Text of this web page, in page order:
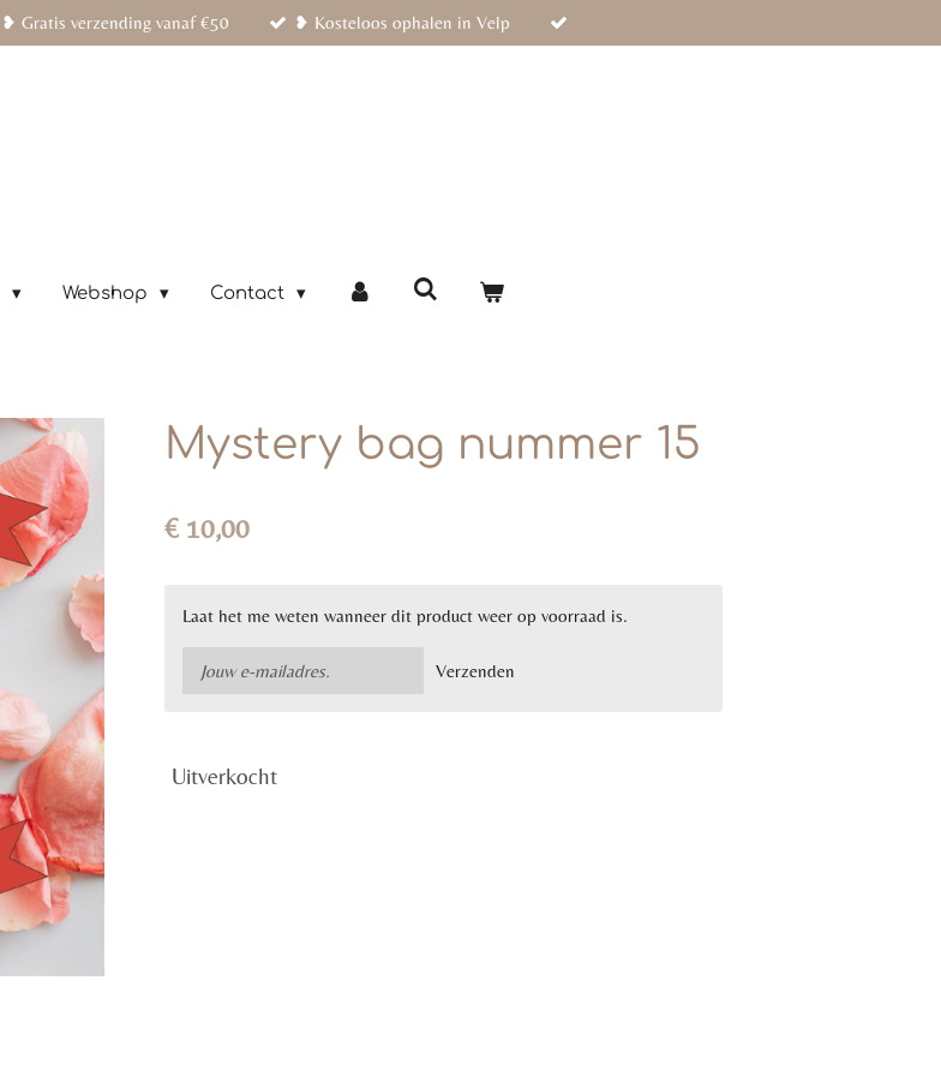
❥ Gratis verzending vanaf €50 ❥ Kosteloos ophalen in Velp
Webshop Contact
Mystery bag nummer 15
€ 10,00
Laat het me weten wanneer dit product weer op voorraad is.
Verzenden
Uitverkocht